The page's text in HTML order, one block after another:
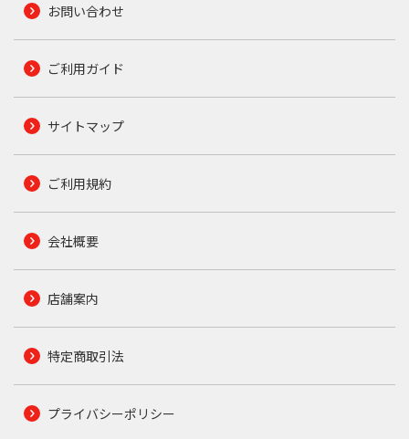
お問い合わせ
ご利用ガイド
サイトマップ
ご利用規約
会社概要
店舗案内
特定商取引法
プライバシーポリシー